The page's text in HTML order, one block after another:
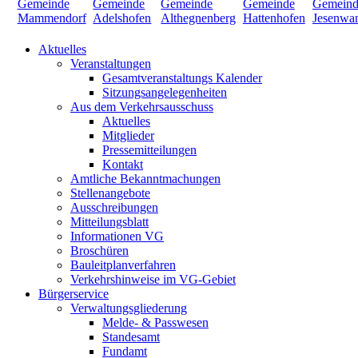
Aktuelles
Veranstaltungen
Gesamtveranstaltungs Kalender
Sitzungsangelegenheiten
Aus dem Verkehrsausschuss
Aktuelles
Mitglieder
Pressemitteilungen
Kontakt
Amtliche Bekanntmachungen
Stellenangebote
Ausschreibungen
Mitteilungsblatt
Informationen VG
Broschüren
Bauleitplanverfahren
Verkehrshinweise im VG-Gebiet
Bürgerservice
Verwaltungsgliederung
Melde- & Passwesen
Standesamt
Fundamt